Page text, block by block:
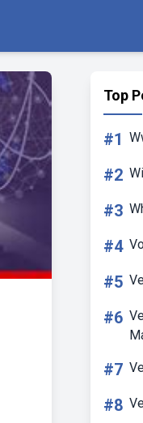
Top
#1
#2
#3
#4
#5
#6
#7
#8